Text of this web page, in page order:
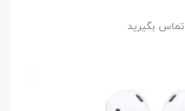
تماس بگیرید